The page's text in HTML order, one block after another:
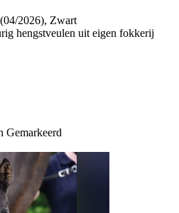
2026), Zwart
hengstveulen uit eigen fokkerij
Gemarkeerd